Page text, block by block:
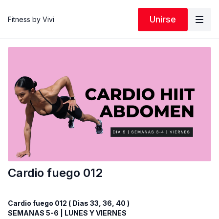
Fitness by Vivi Unirse
Cardio fuego 012
Cardio fuego 012 ( Dias 33, 36, 40 )
SEMANAS 5-6 | LUNES Y VIERNES